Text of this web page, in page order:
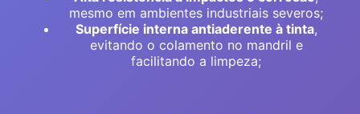
mesmo em ambientes industriais severos;
Superfície interna antiaderente à tinta,
evitando o colamento no mandril e
facilitando a limpeza;